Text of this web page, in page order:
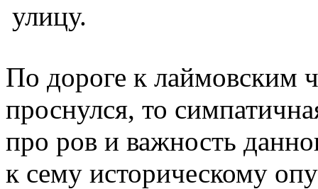
улицу.
По дороге к лаймовским
проснулся, то
про ров и важность
к сему историческому